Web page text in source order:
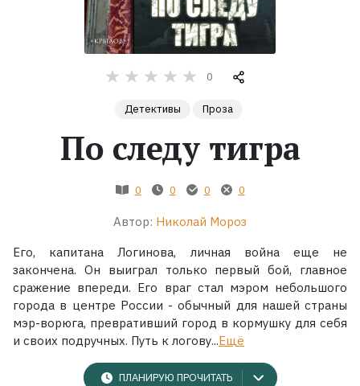
0
Детективы Проза
По следу тигра
0 0 0 0
Автор: Николай Мороз
Его, капитана Логинова, личная война еще не
закончена. Он выиграл только первый бой, главное
сражение впереди. Его враг стал мэром небольшого
города в центре России - обычный для нашей страны
мэр-ворюга, превративший город в кормушку для себя
и своих подручных. Путь к логову...Ещё
ПЛАНИРУЮ ПРОЧИТАТЬ